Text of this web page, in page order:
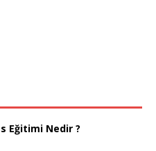
Eğitimi Nedir ?